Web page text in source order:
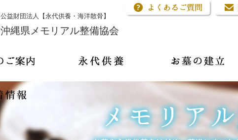
公益財団法人【永代供養・海洋散骨】
沖縄県メモリアル整備協会